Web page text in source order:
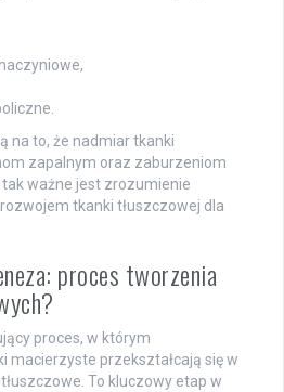
na to, że nadmiar tkanki
zapalnym oraz zaburzeniom
ważne jest zrozumienie
tkanki tłuszczowej dla
proces tworzenia
proces, w którym
macierzyste przekształcają się w
To kluczowy etap w